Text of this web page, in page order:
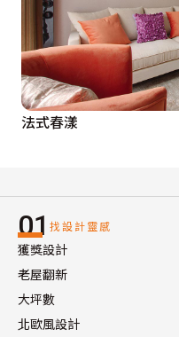
法式春漾
01 找設計靈感
獲獎設計
老屋翻新
大坪數
北歐風設計